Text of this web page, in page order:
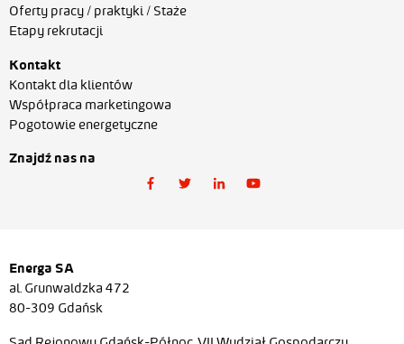
Oferty pracy / praktyki / Staże
Etapy rekrutacji
Kontakt
Kontakt dla klientów
Współpraca marketingowa
Pogotowie energetyczne
Znajdź nas na
Energa SA
al. Grunwaldzka 472
80-309 Gdańsk